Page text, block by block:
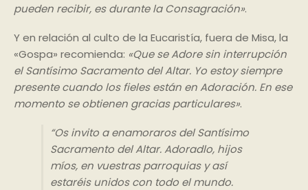
pueden recibir, es durante la Consagración».
Y en relación al culto de la Eucaristía, fuera de Misa, la
«Gospa» recomienda: «Que se Adore sin interrupción
el Santísimo Sacramento del Altar. Yo estoy siempre
presente cuando los fieles están en Adoración. En ese
momento se obtienen gracias particulares».
“Os invito a enamoraros del Santísimo
Sacramento del Altar. Adoradlo, hijos
míos, en vuestras parroquias y así
estaréis unidos con todo el mundo.